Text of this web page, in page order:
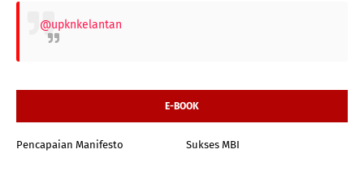
@upknkelantan
E-BOOK
Pencapaian Manifesto Sukses MBI